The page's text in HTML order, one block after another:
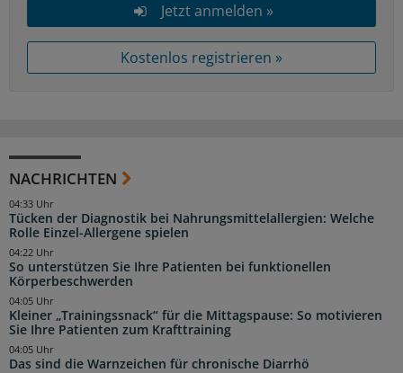
Jetzt anmelden »
Kostenlos registrieren »
NACHRICHTEN
Tücken der Diagnostik bei Nahrungsmittelallergien: Welche
Rolle Einzel-Allergene spielen
04:33 Uhr
So unterstützen Sie Ihre Patienten bei funktionellen
Körperbeschwerden
04:22 Uhr
Kleiner „Trainingssnack“ für die Mittagspause: So motivieren
Sie Ihre Patienten zum Krafttraining
04:05 Uhr
Das sind die Warnzeichen für chronische Diarrhö
04:05 Uhr